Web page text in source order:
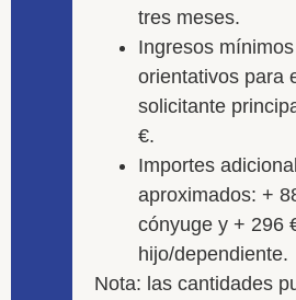
tres meses.
Ingresos
orientativos para
solicitante
€.
Importes
aproximados: +
cónyuge y + 296
hijo/dependiente.
Nota: las cantidades